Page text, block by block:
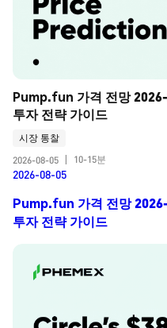
Pump.fun 가격 전망
투자 전략 가이드
시장 통찰
2026-08-05
10-15분
2026-08-05
Pump.fun 가격 전망
투자 전략 가이드